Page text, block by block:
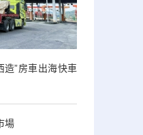
造”房車出海快車
場